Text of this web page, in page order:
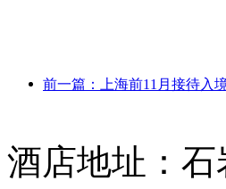
酒店地址：